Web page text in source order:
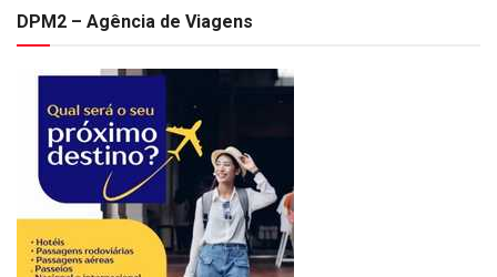
DPM2 – Agência de Viagens